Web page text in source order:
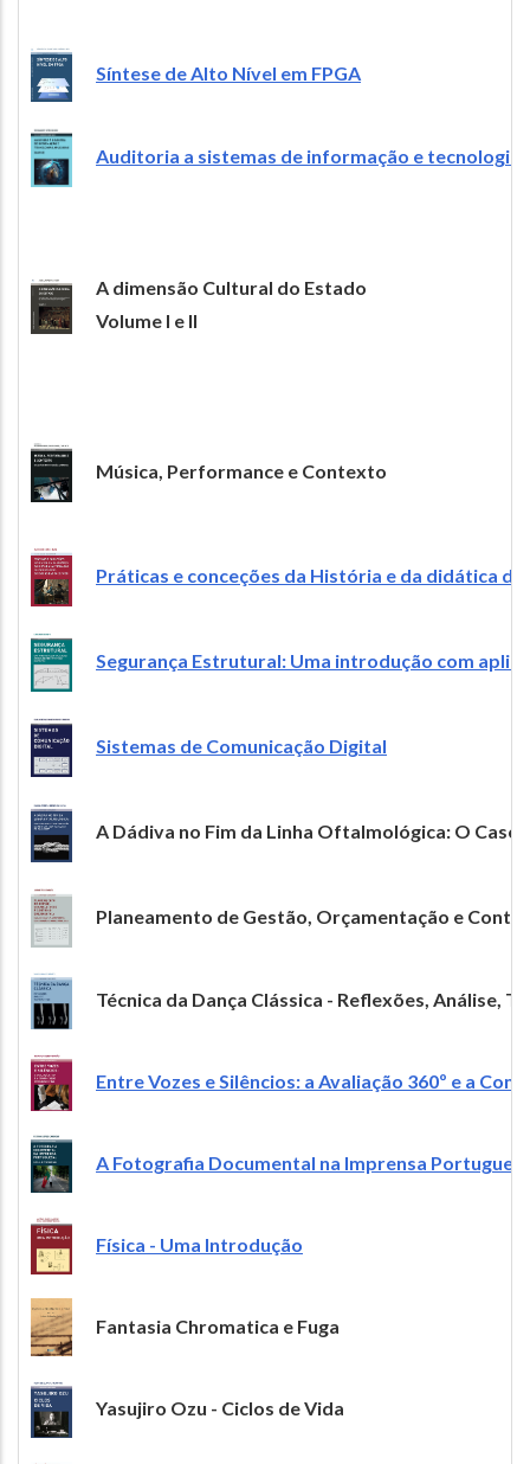
Síntese de Alto Nível em FPGA
Auditoria a sistemas de informação e
A dimensão Cultural do Estado
Volume I e II
ImageMúsica, Performance e Contexto
Práticas e conceções da História e da didática
ImageSegurança Estrutural: Uma introdução com
ImageSistemas de Comunicação Digital
ImageA Dádiva no Fim da Linha Oftalmológica: O
ImagePlaneamento de Gestão, Orçamentação e
ImageTécnica da Dança Clássica - Reflexões, Análise,
ImageEntre Vozes e Silêncios: a Avaliação 360º e a
ImageA Fotografia Documental na Imprensa
ImageFísica - Uma Introdução
ImageFantasia Chromatica e Fuga
ImageYasujiro Ozu - Ciclos de Vida